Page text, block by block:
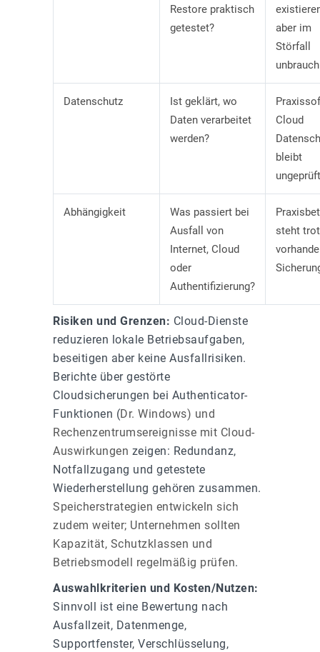
Restore praktisch
getestet?
aber im
Störfall
Datenschutz
Ist geklärt, wo
Daten verarbeitet
werden?
Cloud
bleibt
Abhängigkeit
Was passiert bei
Ausfall von
Internet, Cloud
oder
Authentifizierung?
steht
Risiken und Grenzen: Cloud-Dienste
reduzieren lokale Betriebsaufgaben,
beseitigen aber keine Ausfallrisiken.
Berichte über gestörte
Cloudsicherungen bei Authenticator-
Funktionen (Dr. Windows) und
Rechenzentrumsereignisse mit Cloud-
Auswirkungen zeigen: Redundanz,
Notfallzugang und getestete
Wiederherstellung gehören zusammen.
Speicherstrategien entwickeln sich
zudem weiter; Unternehmen sollten
Kapazität, Schutzklassen und
Betriebsmodell regelmäßig prüfen.
Auswahlkriterien und Kosten/Nutzen:
Sinnvoll ist eine Bewertung nach
Ausfallzeit, Datenmenge,
Supportfenster, Verschlüsselung,